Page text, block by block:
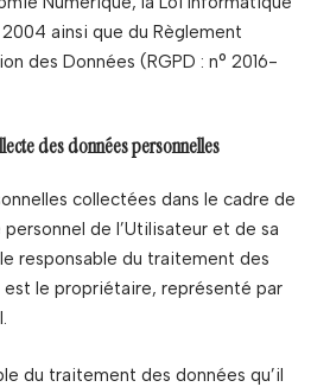
ainsi que du Règlement
des Données (RGPD : n° 2016-
des données personnelles
collectées dans le cadre de
de l’Utilisateur et de sa
responsable du traitement des
est le propriétaire, représenté par
du traitement des données qu’il